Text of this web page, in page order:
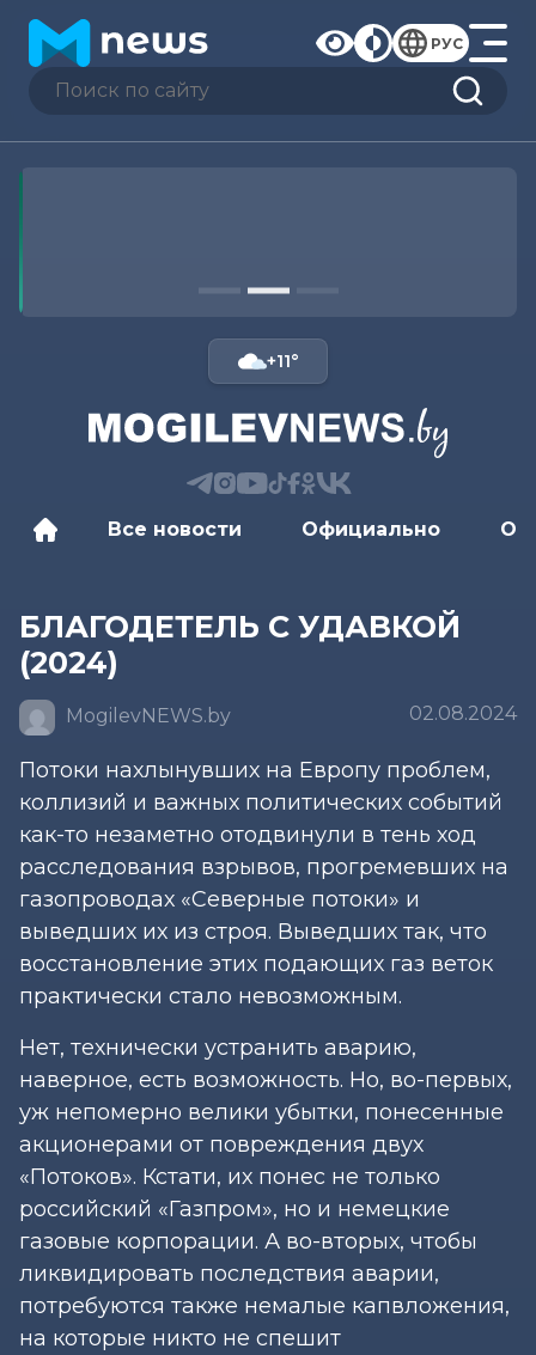
РУС
+11°
Все новости Официально
БЛАГОДЕТЕЛЬ С УДАВКОЙ
(2024)
MogilevNEWS.by 02.08.2024
Потоки нахлынувших на Европу проблем,
коллизий и важных политических событий
как-то незаметно отодвинули в тень ход
расследования взрывов, прогремевших на
газопроводах «Северные потоки» и
выведших их из строя. Выведших так, что
восстановление этих подающих газ веток
практически стало невозможным.
Нет, технически устранить аварию,
наверное, есть возможность. Но, во-первых,
уж непомерно велики убытки, понесенные
акционерами от повреждения двух
«Потоков». Кстати, их понес не только
российский «Газпром», но и немецкие
газовые корпорации. А во-вторых, чтобы
ликвидировать последствия аварии,
потребуются также немалые капвложения,
на которые никто не спешит